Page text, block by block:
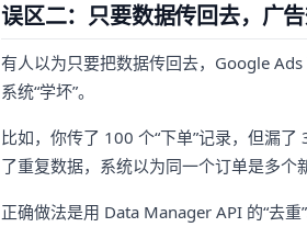
误区二：只要数据传回去，广
有人以为只要把数据传回去，Google
系统“学坏”。
比如，你传了 100 个“下单”记录，但漏
了重复数据，系统以为同一个订单是多个
正确做法是用 Data Manager API 的“去重